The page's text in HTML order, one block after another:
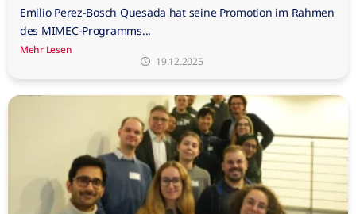
Emilio Perez-Bosch Quesada hat seine Promotion im Rahmen
des MIMEC-Programms...
Mehr Lesen
19.12.2025